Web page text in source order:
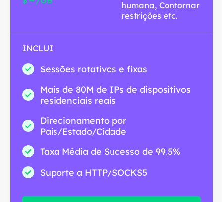
humana, Contornar
restrições etc.
INCLUI
Sessões rotativas e fixas
Mais de 80M de IPs de dispositivos
residenciais reais
Direcionamento por
País/Estado/Cidade
Taxa Média de Sucesso de 99,5%
Suporte a HTTP/SOCKS5